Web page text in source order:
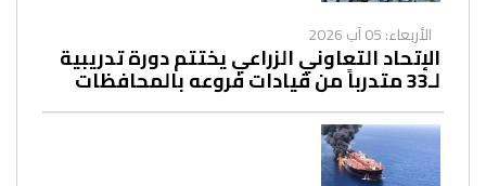
الأربعاء: 05 آب 2026
الإتحاد التعاوني الزراعي يختتم دورة تدريبية
لـ33 متدرباً من قيادات فروعه بالمحافظات